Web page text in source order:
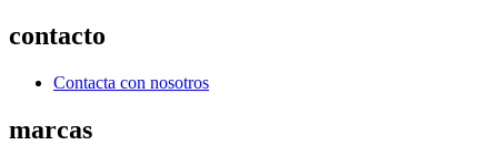
contacto
Contacta con nosotros
marcas